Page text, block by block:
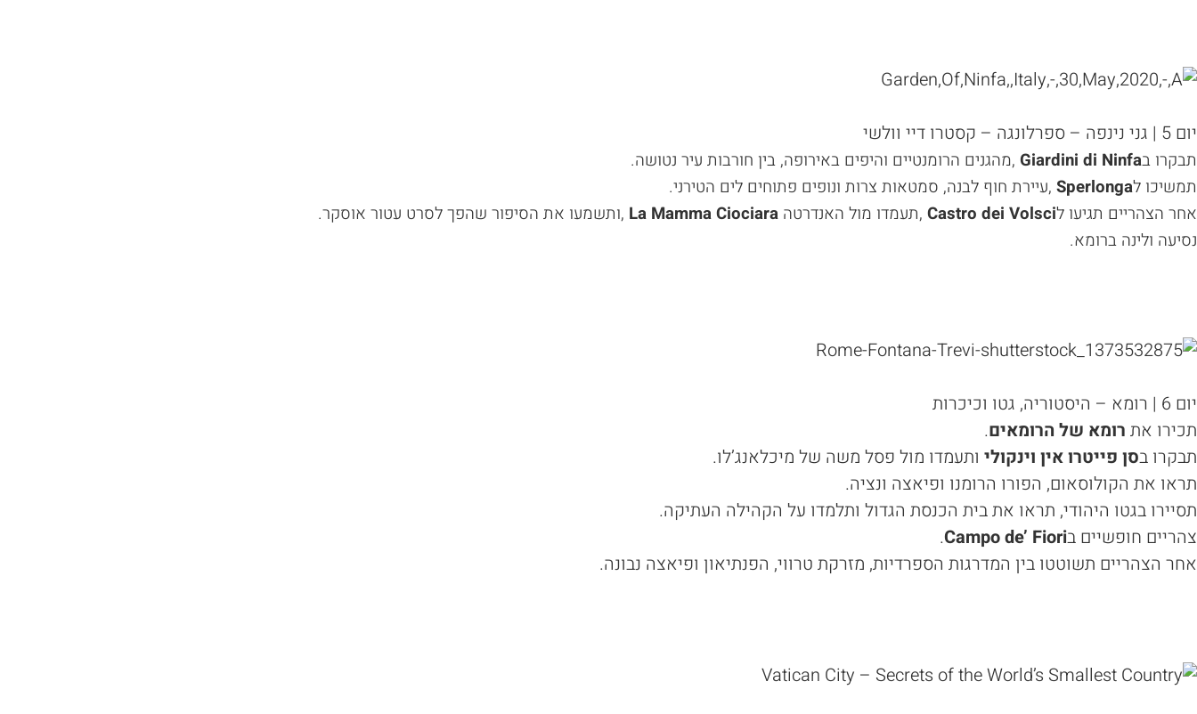
יום 5 | גני נינפה – ספרלונגה – קסטרו דיי וולשי
תבקרו בGiardini di Ninfa
,מהגנים הרומנטיים והיפים באירופה, בין חורבות עיר נטושה.
תמשיכו לSperlonga
,עיירת חוף לבנה, סמטאות צרות ונופים פתוחים לים הטירני.
אחר הצהריים תגיעו לCastro dei Volsci
,תעמדו מול האנדרטה La Mamma Ciociara
,ותשמעו את הסיפור שהפך לסרט עטור אוסקר.
נסיעה ולינה ברומא.
יום 6 | רומא – היסטוריה, גטו וכיכרות
תכירו את רומא של הרומאים.
תבקרו בסן פייטרו אין וינקולי ותעמדו מול פסל משה של מיכלאנג’לו.
תראו את הקולוסאום, הפורו הרומנו ופיאצה ונציה.
תסיירו בגטו היהודי, תראו את בית הכנסת הגדול ותלמדו על הקהילה העתיקה.
צהריים חופשיים בCampo de’ Fiori
.
אחר הצהריים תשוטטו בין המדרגות הספרדיות, מזרקת טרווי, הפנתיאון ופיאצה נבונה.